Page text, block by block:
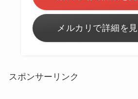
メルカリで詳細を
スポンサーリンク